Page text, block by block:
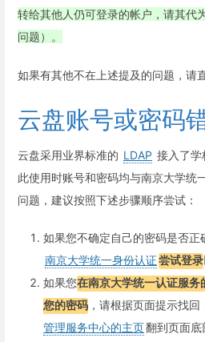
转给其他人仍可登录的帐户，请其代
问题）。
如果有其他不在上述提及的问题，请
云盘账号或密码
云盘采用业界标准的 LDAP 接入了学
此使用时账号和密码均与南京大学统
问题，建议按照下述步骤顺序尝试：
如果您不确定自己的密码是否正
南京大学统一身份认证尝试登录
如果您在南京大学统一认证服务
您的密码 ，请根据页面提示找回
管理服务中心的主页翻到页面底